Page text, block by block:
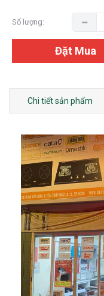
Số lượng:
Đặt Mua
Chi tiết sản phẩm